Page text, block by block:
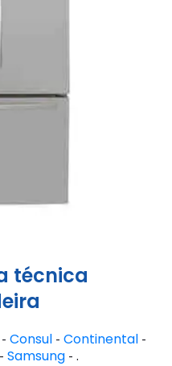
técnica
- Consul - Continental -
- Samsung- .